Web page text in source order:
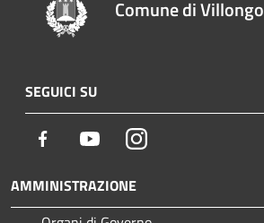
Comune di Villongo
SEGUICI SU
Facebook YoutubeInstagram
AMMINISTRAZIONE